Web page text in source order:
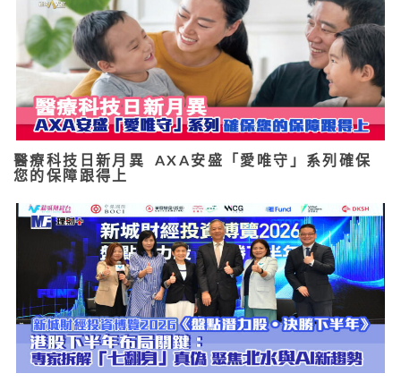
醫療科技日新月異 AXA安盛「愛唯守」系列確保
您的保障跟得上